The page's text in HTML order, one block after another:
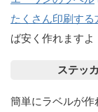
たくさん印刷する
ば安く作れますよ
ステッ
簡単にラベルが